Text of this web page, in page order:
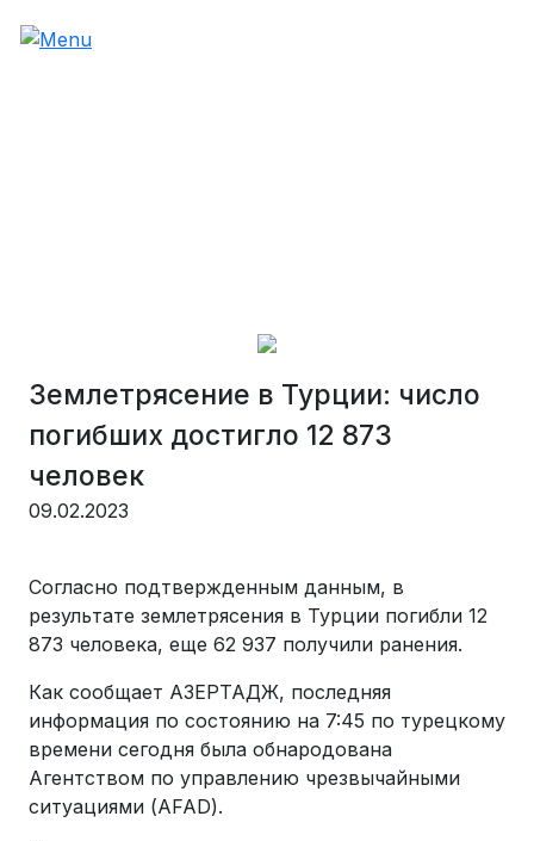
Землетрясение в Турции: число
погибших достигло 12 873
человек
09.02.2023
Согласно подтвержденным данным, в
результате землетрясения в Турции погибли 12
873 человека, еще 62 937 получили ранения.
Как сообщает АЗЕРТАДЖ, последняя
информация по состоянию на 7:45 по турецкому
времени сегодня была обнародована
Агентством по управлению чрезвычайными
ситуациями (AFAD).